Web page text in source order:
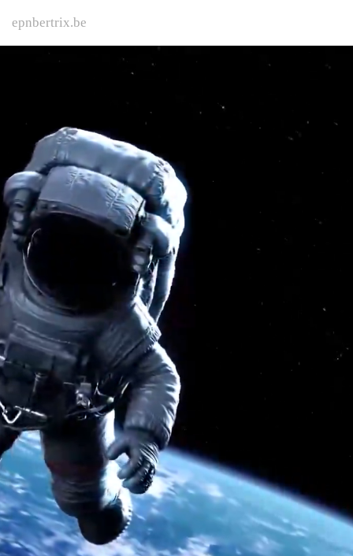
epnbertrix.be